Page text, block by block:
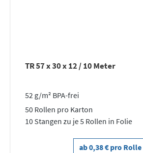
TR 57 x 30 x 12 / 10 Meter
52 g/m² BPA-frei
50 Rollen pro Karton
10 Stangen zu je 5 Rollen in Folie
ab 0,38 € pro Rolle